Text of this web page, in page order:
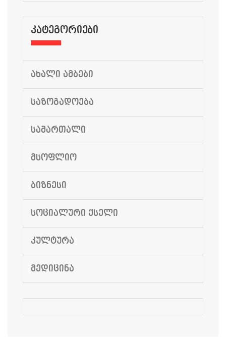
ᲙᲐᲢᲔᲒᲝᲠᲘᲔᲑᲘ
ᲐᲮᲐᲚᲘ ᲐᲛᲑᲔᲑᲘ
ᲡᲐᲖᲝᲒᲐᲓᲝᲔᲑᲐ
ᲡᲐᲛᲐᲠᲗᲐᲚᲘ
ᲛᲡᲝᲤᲚᲘᲝ
ᲑᲘᲖᲜᲔᲡᲘ
ᲡᲝᲪᲘᲐᲚᲣᲠᲘ ᲥᲡᲔᲚᲘ
ᲙᲣᲚᲢᲣᲠᲐ
ᲛᲔᲓᲘᲪᲘᲜᲐ